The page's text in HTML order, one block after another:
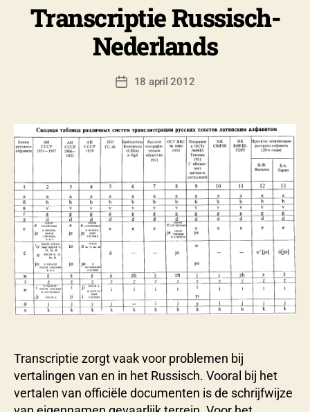
Transcriptie Russisch-
Nederlands
Berichtauteur
i
c
o
l
a
v
e
y
n
s
Berichtdatum
18 april 2012
Transcriptie zorgt vaak voor problemen bij
vertalingen van en in het Russisch. Vooral bij het
vertalen van officiële documenten is de schrijfwijze